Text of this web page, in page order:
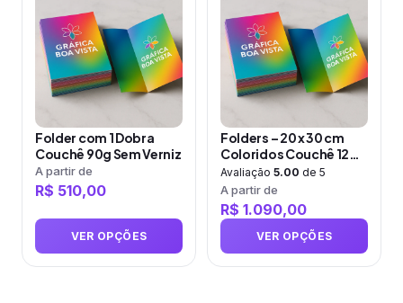
Folder com 1 Dobra
Couchê 90g Sem Verniz
A partir de
R$ 510,00
VER OPÇÕES
produto
tem
várias
variantes.
opções
podem
ser
escolhidas
na
página
Folders – 20 x 30 cm
Coloridos Couchê 120
gramas
Avaliação 5.00 de 5
A partir de
R$ 1.090,00
VER OPÇÕES
produto
tem
várias
variantes.
opções
podem
ser
escolhidas
na
página